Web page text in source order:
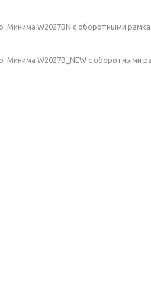
Минима W2027BN с оборотными
Минима W2027B_NEW с оборотными